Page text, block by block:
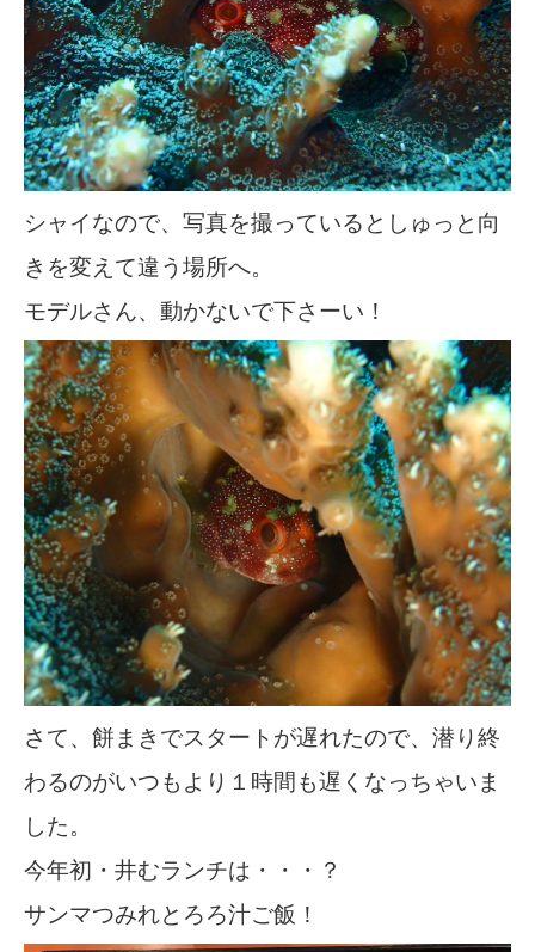
シャイなので、写真を撮っているとしゅっと向
きを変えて違う場所へ。
モデルさん、動かないで下さーい！
さて、餅まきでスタートが遅れたので、潜り終
わるのがいつもより１時間も遅くなっちゃいま
した。
今年初・井むランチは・・・？
サンマつみれとろろ汁ご飯！